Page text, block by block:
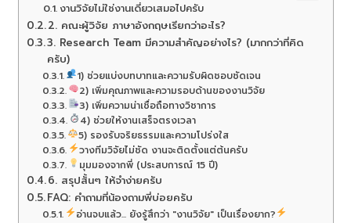
งานวิจัยไม่ใช่งานเดี่ยวเสมอไปครับ
2. คณะผู้วิจัย ภาษาอังกฤษเรียกว่าอะไร?
3. Research Team มีความสำคัญอย่างไร? (มากกว่าที่คิด
ครับ)
1) ช่วยแบ่งบทบาทและความรับผิดชอบชัดเจน
2) เพิ่มคุณภาพและความรอบด้านของงานวิจัย
3) เพิ่มความน่าเชื่อถือทางวิชาการ
4) ช่วยให้งานเสร็จตรงเวลา
5) รองรับจริยธรรมและความโปร่งใส
วางทีมวิจัยไม่ชัด งานจะติดตั้งแต่ต้นครับ
มุมมองจากพี่ (ประสบการณ์ 15 ปี)
6. สรุปสั้นๆ ให้จำง่ายครับ
FAQ: คำถามที่น้องถามพี่บ่อยครับ
อ่านจบแล้ว... ยังรู้สึกว่า "งานวิจัย" เป็นเรื่องยาก?